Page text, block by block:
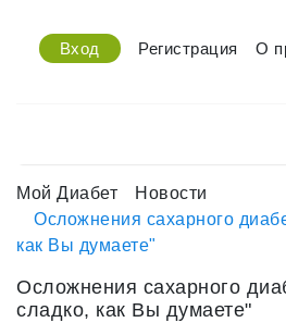
Вход Регистрация О
Мой Диабет
Новости
Осложнения сахарного
как Вы думаете"
Осложнения сахарного
сладко, как Вы думаете"